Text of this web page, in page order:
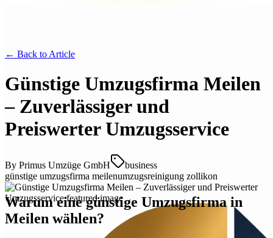
← Back to Article
Günstige Umzugsfirma Meilen
– Zuverlässiger und
Preiswerter Umzugsservice
By Primus Umzüge GmbH
business
günstige umzugsfirma meilenumzugsreinigung zollikon
Warum eine günstige Umzugsfirma in
Meilen wählen?